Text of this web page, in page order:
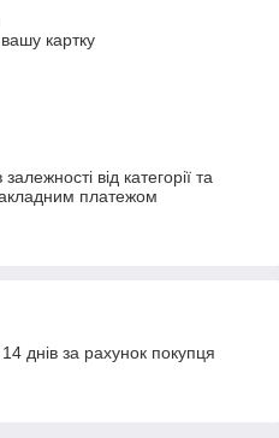
картку
від категорії та
платежом
днів за рахунок покупця